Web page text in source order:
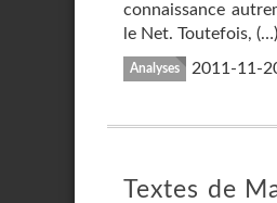
connaissance
le Net. Toutefois, (…)
Analyses 2011-11-
Textes de